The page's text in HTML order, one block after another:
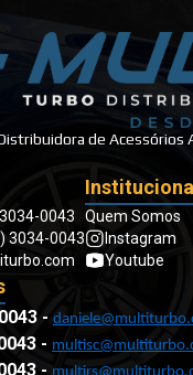
de Acessórios
0043
3034-0043
Institucional
Quem Somos
Instagram
Youtube
-
-
-